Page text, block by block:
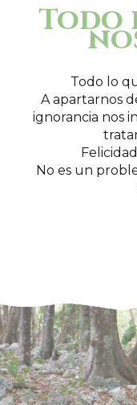
Todo
Todo lo
A apartarnos
ignorancia nos
No es un